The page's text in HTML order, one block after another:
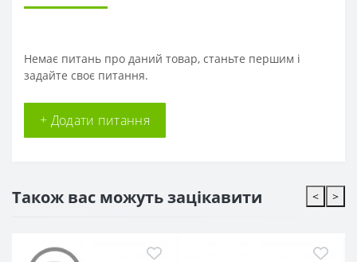
Немає питань про даний товар, станьте першим і
задайте своє питання.
+ Додати питання
Також вас можуть зацікавити < >